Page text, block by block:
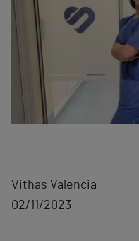
Vithas Valencia
02/11/2023